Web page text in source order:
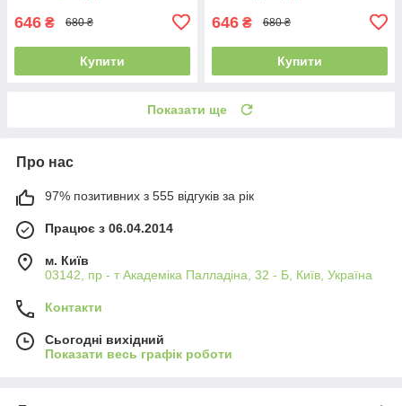
646 ₴ 680 ₴
Купити
646 ₴ 680 ₴
Купити
Показати ще
Про нас
97% позитивних з 555 відгуків за рік
Працює з 06.04.2014
м. Київ
03142, пр - т Академіка Палладіна, 32 - Б, Київ, Україна
Контакти
Сьогодні вихідний
Показати весь графік роботи